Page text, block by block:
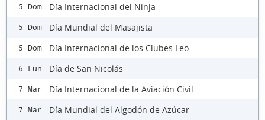
5 Dom Día Internacional del Ninja
5 Dom Día Mundial del Masajista
5 Dom Día Internacional de los Clubes Leo
6 Lun Día de San Nicolás
7 Mar Día Internacional de la Aviación Civil
7 Mar Día Mundial del Algodón de Azúcar